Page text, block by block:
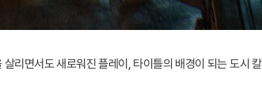
살리면서도 새로워진 플레이, 타이틀의 배경이 되는 도시